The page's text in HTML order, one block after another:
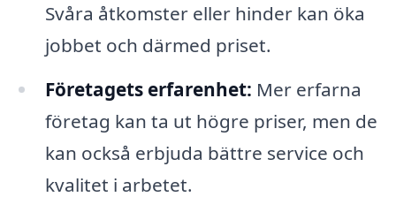
Svåra åtkomster eller hinder kan öka
jobbet och därmed priset.
Företagets erfarenhet: Mer erfarna
företag kan ta ut högre priser, men de
kan också erbjuda bättre service och
kvalitet i arbetet.